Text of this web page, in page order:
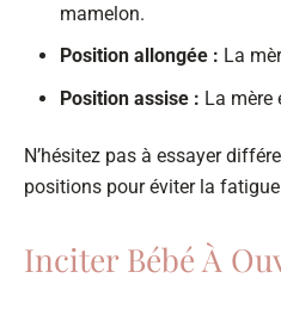
mamelon.
Position allongée : La
Position assise : La mère
N’hésitez pas à essayer
positions pour éviter la
Inciter Bébé À